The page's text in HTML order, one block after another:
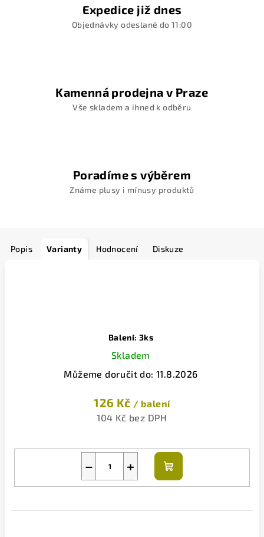
Expedice již dnes
Objednávky odeslané do 11:00
Kamenná prodejna v Praze
Vše skladem a ihned k odběru
Poradíme s výběrem
Známe plusy i mínusy produktů
Popis Varianty Hodnocení Diskuze
Balení: 3ks
Skladem
Můžeme doručit do: 11.8.2026
126 Kč / balení
104 Kč bez DPH
+
−
Do
košíku